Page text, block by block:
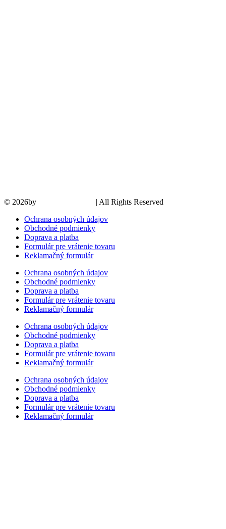
© 2026by
| All Rights Reserved
Ochrana osobných údajov
Obchodné podmienky
Doprava a platba
Formulár pre vrátenie tovaru
Reklamačný formulár
Ochrana osobných údajov
Obchodné podmienky
Doprava a platba
Formulár pre vrátenie tovaru
Reklamačný formulár
Ochrana osobných údajov
Obchodné podmienky
Doprava a platba
Formulár pre vrátenie tovaru
Reklamačný formulár
Ochrana osobných údajov
Obchodné podmienky
Doprava a platba
Formulár pre vrátenie tovaru
Reklamačný formulár